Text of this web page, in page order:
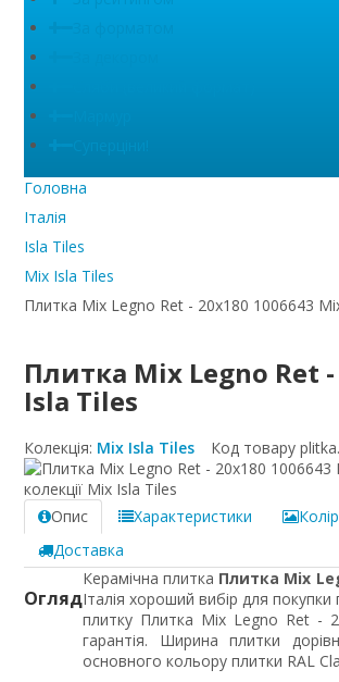
Головна
Італія
Isla Tiles
Mix Isla Tiles
Плитка Mix Legno Ret - 20x180 1006643
Плитка Mix Legno Ret
Isla Tiles
Колекція: Mix Isla Tiles Код товару
Опис Характеристики
Доставка
Огляд
Керамічна плитка Плитка Mix
Італія хороший вибір для
плитку Плитка Mix Legno Ret -
гарантія. Ширина плитки
основного кольору плитки RAL